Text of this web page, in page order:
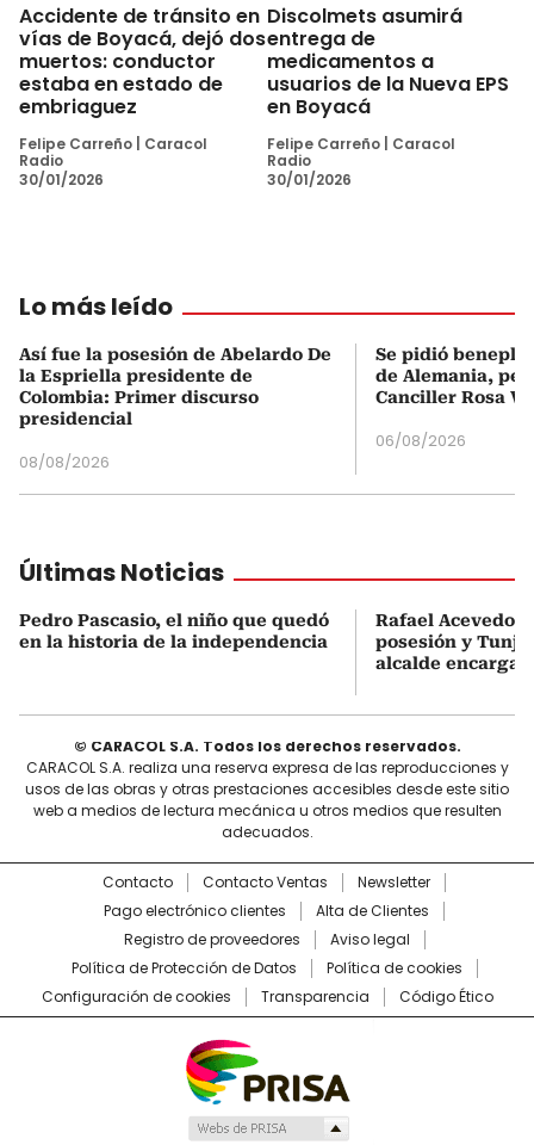
Accidente de tránsito en
vías de Boyacá, dejó dos
muertos: conductor
estaba en estado de
embriaguez
Felipe Carreño
Caracol
Radio
30/01/2026
Discolmets asumirá
entrega de
medicamentos a
usuarios de la Nueva EPS
en Boyacá
Felipe Carreño
Caracol
Radio
30/01/2026
Lo más leído
Así fue la posesión de Abelardo De
la Espriella presidente de
Colombia: Primer discurso
presidencial
08/08/2026
Se pidió
de Alemania,
Canciller Rosa
06/08/2026
Últimas Noticias
Pedro Pascasio, el niño que quedó
en la historia de la independencia
Rafael Acevedo
posesión y Tunja
alcalde
© CARACOL S.A. Todos los derechos reservados.
CARACOL S.A. realiza una reserva expresa de las reproducciones y
usos de las obras y otras prestaciones accesibles desde este sitio
web a medios de lectura mecánica u otros medios que resulten
adecuados.
Contacto Contacto Ventas
Newsletter
Pago electrónico clientes
Alta de Clientes
Registro de proveedores
Aviso legal
Política de Protección de Datos
Política de cookies
Configuración de cookies
Transparencia Código Ético